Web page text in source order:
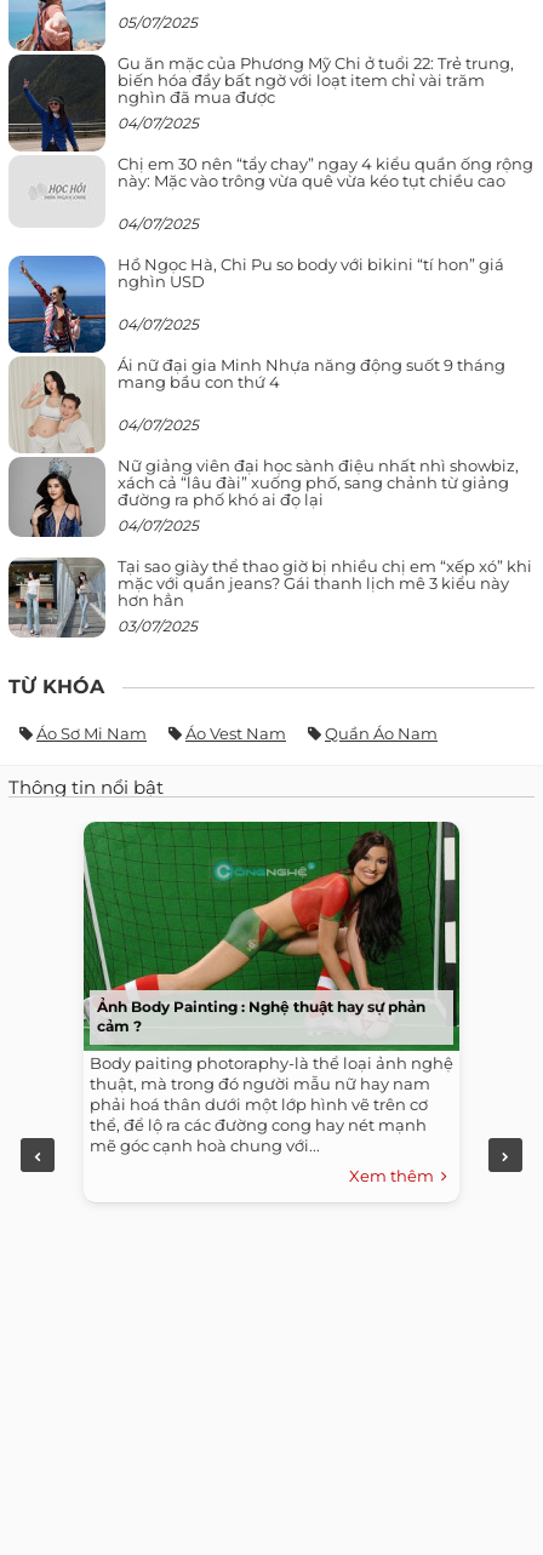
05/07/2025
Gu ăn mặc của Phương Mỹ Chi ở tuổi 22: Trẻ trung,
biến hóa đầy bất ngờ với loạt item chỉ vài trăm
nghìn đã mua được
04/07/2025
Chị em 30 nên “tẩy chay” ngay 4 kiểu quần ống rộng
này: Mặc vào trông vừa quê vừa kéo tụt chiều cao
04/07/2025
Hồ Ngọc Hà, Chi Pu so body với bikini “tí hon” giá
nghìn USD
04/07/2025
Ái nữ đại gia Minh Nhựa năng động suốt 9 tháng
mang bầu con thứ 4
04/07/2025
Nữ giảng viên đại học sành điệu nhất nhì showbiz,
xách cả “lâu đài” xuống phố, sang chảnh từ giảng
đường ra phố khó ai đọ lại
04/07/2025
Tại sao giày thể thao giờ bị nhiều chị em “xếp xó” khi
mặc với quần jeans? Gái thanh lịch mê 3 kiểu này
hơn hẳn
03/07/2025
TỪ KHÓA
Áo Sơ Mi Nam Áo Vest Nam Quần Áo Nam
Thông tin nổi bật
Ảnh Body Painting : Nghệ thuật hay sự phản
cảm ?
Body paiting photoraphy-là thể loại ảnh nghệ
thuật, mà trong đó người mẫu nữ hay nam
phải hoá thân dưới một lớp hình vẽ trên cơ
thể, để lộ ra các đường cong hay nét mạnh
mẽ góc cạnh hoà chung với...
Xem thêm